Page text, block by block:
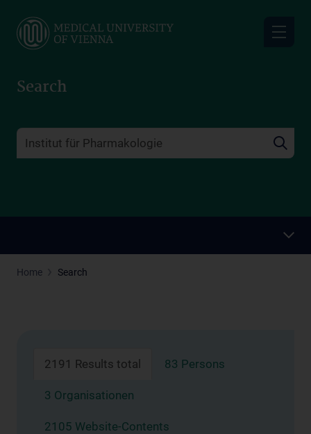
main
Search
Home Search
2191 Results total 83 Persons
3 Organisationen
2105 Website-Contents